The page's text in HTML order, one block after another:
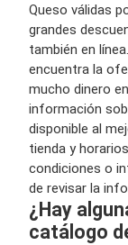
Queso válidas
grandes
también en
encuentra la
mucho dinero
información
disponible al
tienda y
condiciones o
de revisar la
¿Hay
catálogo